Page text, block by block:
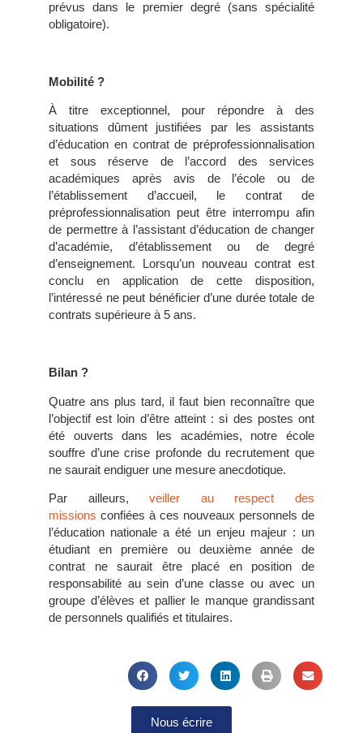
prévus dans le premier degré (sans spécialité
obligatoire).
Mobilité ?
À titre exceptionnel, pour répondre à des
situations dûment justifiées par les assistants
d’éducation en contrat de préprofessionnalisation
et sous réserve de l’accord des services
académiques après avis de l’école ou de
l’établissement d’accueil, le contrat de
préprofessionnalisation peut être interrompu afin
de permettre à l’assistant d’éducation de changer
d’académie, d’établissement ou de degré
d’enseignement. Lorsqu’un nouveau contrat est
conclu en application de cette disposition,
l’intéressé ne peut bénéficier d’une durée totale de
contrats supérieure à 5 ans.
Bilan ?
Quatre ans plus tard, il faut bien reconnaître que
l’objectif est loin d’être atteint : si des postes ont
été ouverts dans les académies, notre école
souffre d’une crise profonde du recrutement que
ne saurait endiguer une mesure anecdotique.
Par ailleurs,veiller au respect des
missions confiées à ces nouveaux personnels de
l’éducation nationale a été un enjeu majeur : un
étudiant en première ou deuxième année de
contrat ne saurait être placé en position de
responsabilité au sein d’une classe ou avec un
groupe d’élèves et pallier le manque grandissant
de personnels qualifiés et titulaires.
Nous écrire